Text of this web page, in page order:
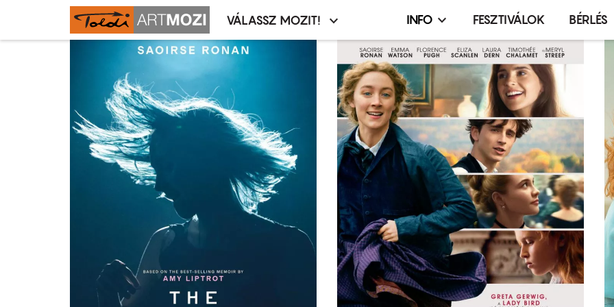
Moziválasztó
menü
VÁLASSZ MOZIT!
Infó,
esemény,
terembérlés
menü
INFO FESZTIVÁLOK BÉRLÉS